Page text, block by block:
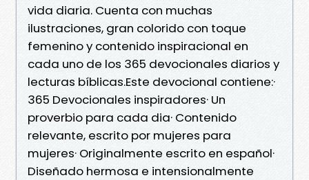
vida diaria. Cuenta con muchas
ilustraciones, gran colorido con toque
femenino y contenido inspiracional en
cada uno de los 365 devocionales diarios y
lecturas bíblicas.Este devocional contiene:·
365 Devocionales inspiradores· Un
proverbio para cada dia· Contenido
relevante, escrito por mujeres para
mujeres· Originalmente escrito en español·
Diseñado hermosa e intensionalmente